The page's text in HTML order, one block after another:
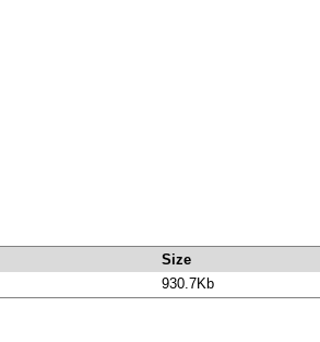
Size
930.7Kb